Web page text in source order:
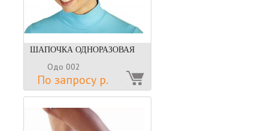
ШАПОЧКА ОДНОРАЗОВАЯ
Одо 002
По запросу р.